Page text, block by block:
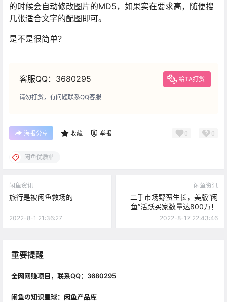
的时候会自动修改图片的MD5，如果实在要求高，随便搜
几张适合文字的配图即可。
是不是很简单？
客服QQ：3680295 给TA打赏
请勿打赏，有问题联系QQ客服
海报分享 收藏 举报 0 0
闲鱼优质帖
闲鱼资讯
旅行是被闲鱼救场的
2022-8-1 21:36:27
闲鱼资讯
二手市场野蛮生长，美版“闲
鱼”活跃买家数量达800万！
2022-8-17 22:43:46
重要提醒
全网网赚项目，联系QQ：3680295
闲鱼の知识星球：闲鱼产品库